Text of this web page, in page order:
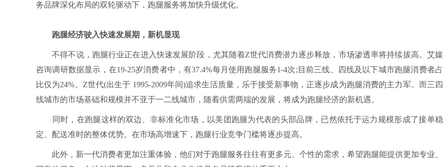
务品牌深化布局的双轮驱动下，跑腿服务将加快升级优化。
跑腿经济驶入快速发展期，新机显现
不得不说，跑腿行业正在进入快速发展阶段，尤其随着Z世代消费潜力逐步释放，市场渗透率将持续拔高。艾媒
咨询调研数据显示，在19-25岁消费者中，有37.4%每月使用跑腿服务1-4次;目前三线、四线及以下城市跑腿消费者占
比仅为24%。Z世代(出生于 1995-2009年间)追求生活质量，乐于接受新事物，正逐步成为跑腿消费的主力军。而三四
线城市的市场基础和规模并不亚于一二线城市，随着供需两端的发展，将成为跑腿经济的新机遇。
同时，在跑腿这样的双边、非标准化市场，以美团跑腿为代表的头部品牌，已然依托于运力规模形成了接单稳
定、配送准时的整体优势。在市场高增速下，跑腿行业竞争门槛将逐步提高。
此外，新一代消费者更加注重体验，他们对于跑腿服务往往有更多元、个性的需求，希望跑腿能提供更加专业、